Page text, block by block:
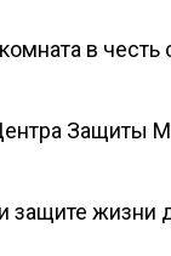
в
Защиты
защите жизни